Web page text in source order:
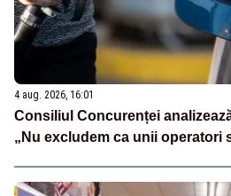
4 aug. 2026, 16:01
Consiliul Concurenței
„Nu excludem ca unii operatori